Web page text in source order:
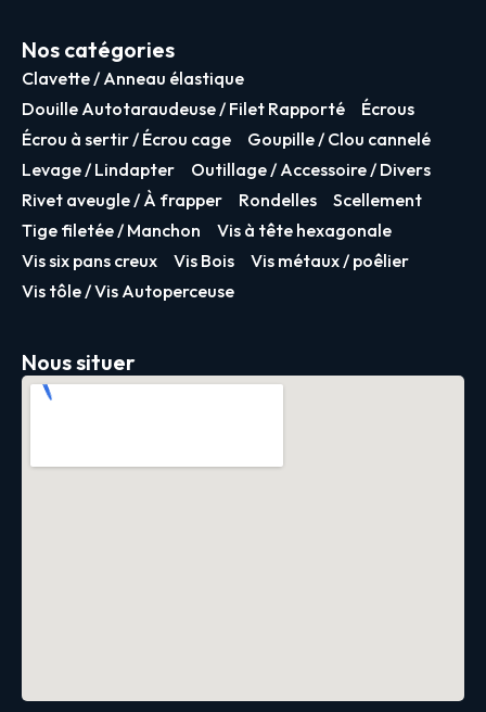
Nos catégories
Clavette / Anneau élastique
Douille Autotaraudeuse / Filet Rapporté
Écrous
Écrou à sertir / Écrou cage
Goupille / Clou cannelé
Levage / Lindapter
Outillage / Accessoire / Divers
Rivet aveugle / À frapper
Rondelles
Scellement
Tige filetée / Manchon
Vis à tête hexagonale
Vis six pans creux
Vis Bois
Vis métaux / poêlier
Vis tôle / Vis Autoperceuse
Nous situer